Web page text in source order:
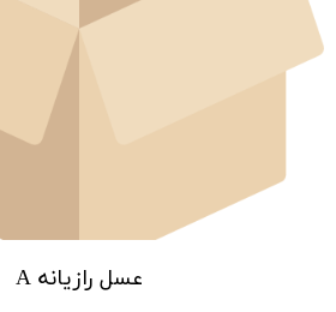
عسل رازیانه A